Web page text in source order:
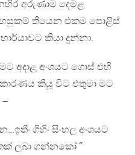
අරුණාම දෙමළ
තියෙන එකම පොළිස්
කියා දුන්නා.
අදාළ අංශයට ගොස් එහි
කියූ විට එතුමා මට
ගිහිං සිංහල අංශයට
ලබා ගන්නකෝ ˝